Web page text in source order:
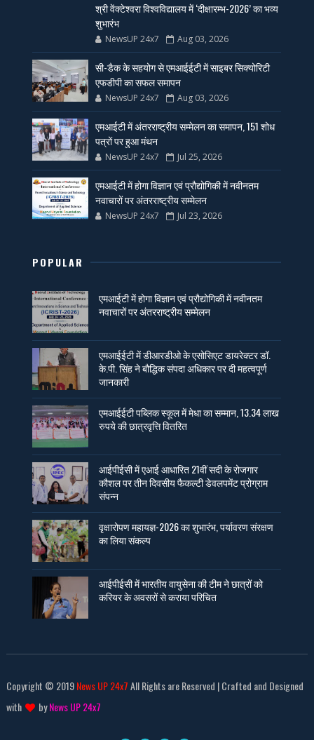
श्री वेंक्टेश्वरा विश्वविद्यालय में ‘दीक्षारम्भ-2026’ का भव्य
शुभारंभ
NewsUP 24x7 Aug 03, 2026
सी-डैक के सहयोग से एमआईईटी में साइबर सिक्योरिटी
एफडीपी का सफल समापन
NewsUP 24x7 Aug 03, 2026
एमआईटी में अंतरराष्ट्रीय सम्मेलन का समापन, 151 शोध
पत्रों पर हुआ मंथन
NewsUP 24x7 Jul 25, 2026
एमआईटी में होगा विज्ञान एवं प्रौद्योगिकी में नवीनतम
नवाचारों पर अंतरराष्ट्रीय सम्मेलन
NewsUP 24x7 Jul 23, 2026
POPULAR
एमआईटी में होगा विज्ञान एवं प्रौद्योगिकी में नवीनतम
नवाचारों पर अंतरराष्ट्रीय सम्मेलन
एमआईईटी में डीआरडीओ के एसोसिएट डायरेक्टर डॉ.
के.पी. सिंह ने बौद्धिक संपदा अधिकार पर दी महत्वपूर्ण
जानकारी
एमआईईटी पब्लिक स्कूल में मेधा का सम्मान, 13.34 लाख
रुपये की छात्रवृत्ति वितरित
आईपीईसी में एआई आधारित 21वीं सदी के रोजगार
कौशल पर तीन दिवसीय फैकल्टी डेवलपमेंट प्रोग्राम
संपन्न
वृक्षारोपण महायज्ञ-2026 का शुभारंभ, पर्यावरण संरक्षण
का लिया संकल्प
आईपीईसी में भारतीय वायुसेना की टीम ने छात्रों को
करियर के अवसरों से कराया परिचित
Copyright © 2019News UP 24x7All Rights are Reserved | Crafted and Designed
with
byNews UP 24x7